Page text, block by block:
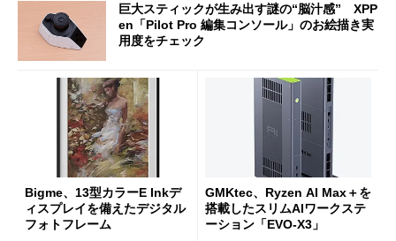
巨大スティックが生み出す謎の“脳汁感” XPP
en「Pilot Pro 編集コンソール」のお絵描き実
用度をチェック
Bigme、13型カラーE Inkデ
ィスプレイを備えたデジタル
フォトフレーム
GMKtec、Ryzen AI Max＋を
搭載したスリムAIワークステ
ーション「EVO-X3」